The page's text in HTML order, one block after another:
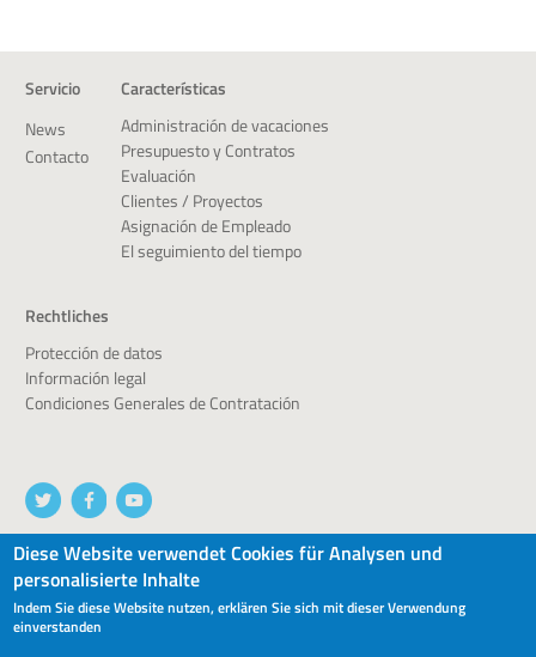
Servicio
News
Contacto
Características
Administración de vacaciones
Presupuesto y Contratos
Evaluación
Clientes / Proyectos
Asignación de Empleado
El seguimiento del tiempo
Rechtliches
Protección de datos
Información legal
Condiciones Generales de Contratación
© 2026 devworx GmbH & Co.KG
Diese Website verwendet Cookies für Analysen und
personalisierte Inhalte
Indem Sie diese Website nutzen, erklären Sie sich mit dieser Verwendung
einverstanden